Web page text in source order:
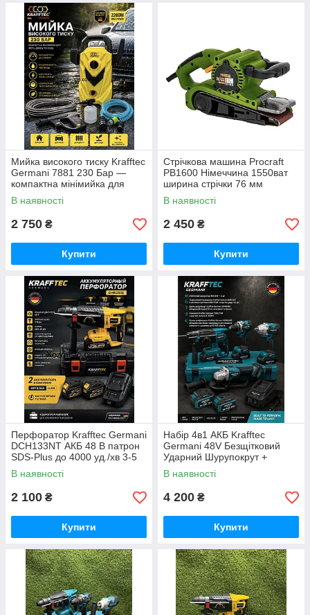
Мийка високого тиску Krafftec
Germani 7881 230 Бар —
компактна мінімийка для
авто, двору та саду 2200ват
В наявності
2 750 ₴
Купити
Стрічкова машина Procraft
PB1600 Німеччина 1550ват
ширина стрічки 76 мм
В наявності
2 450 ₴
Купити
Перфоратор Krafftec Germani
DCH133NT АКБ 48 В патрон
SDS-Plus до 4000 уд./хв 3-5
Дж
В наявності
2 100 ₴
Купити
Набір 4в1 АКБ Krafftec
Germani 48V Безщітковий
Ударний Шурупокрут +
Перфоратор + Болгарка +
Гайковерт Набір 4в1
Німеччина Синій
В наявності
4 200 ₴
Купити